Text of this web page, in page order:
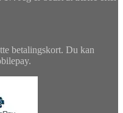
betalingskort. Du kan